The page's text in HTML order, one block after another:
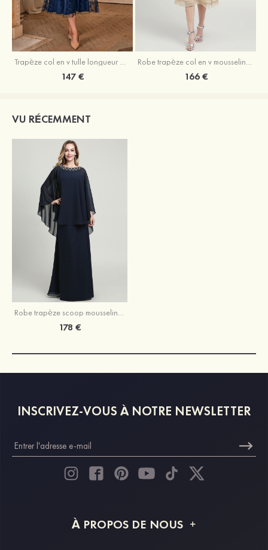
Trapèze col en v tulle longueur mollet robe de mère de la mariée avec appliqué paillettes ceinture
147 €
Robe trapèze col en v mousseline longueur mollet robe de mère de la mariée avec perle
166 €
VU RÉCEMMENT
Robe trapèze scoop mousseline longueur ras du sol robe de mère de la mariée avec perle
178 €
INSCRIVEZ-VOUS À NOTRE NEWSLETTER
À PROPOS DE NOUS